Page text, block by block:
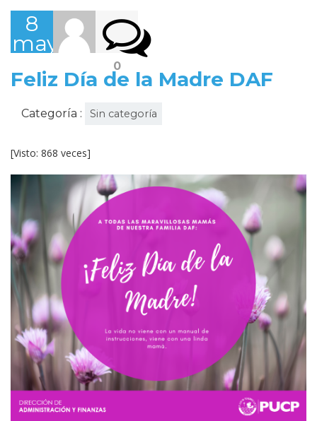
8
mayo,
2022 0
Feliz Día de la Madre DAF
Categoría : Sin categoría
[Visto: 868 veces]